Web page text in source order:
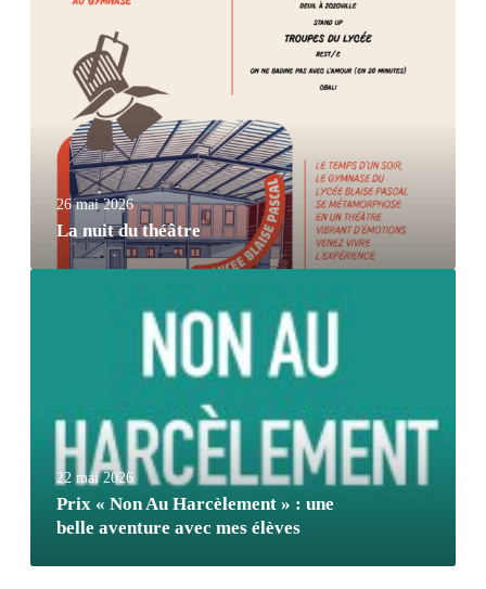
26 mai 2026
La nuit du théâtre
22 mai 2026
Prix « Non Au Harcèlement » : une
belle aventure avec mes élèves